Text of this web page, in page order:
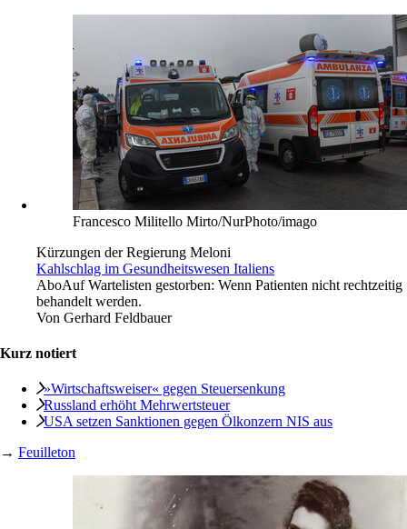
Francesco Militello Mirto/NurPhoto/imago
Kürzungen der Regierung Meloni
Kahlschlag im Gesundheitswesen Italiens
AboAuf Wartelisten gestorben: Wenn Patienten nicht rechtzeitig
behandelt werden.
Von Gerhard Feldbauer
Kurz notiert
»Wirtschaftsweiser« gegen Steuersenkung
Russland erhöht Mehrwertsteuer
USA setzen Sanktionen gegen Ölkonzern NIS aus
→ Feuilleton